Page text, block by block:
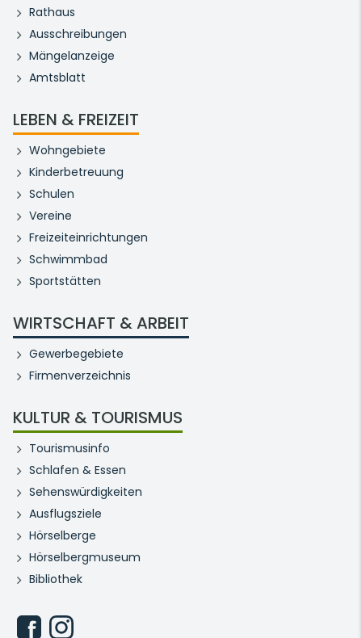
Rathaus
Ausschreibungen
Mängelanzeige
Amtsblatt
LEBEN & FREIZEIT
Wohngebiete
Kinderbetreuung
Schulen
Vereine
Freizeiteinrichtungen
Schwimmbad
Sportstätten
WIRTSCHAFT & ARBEIT
Gewerbegebiete
Firmenverzeichnis
KULTUR & TOURISMUS
Tourismusinfo
Schlafen & Essen
Sehenswürdigkeiten
Ausflugsziele
Hörselberge
Hörselbergmuseum
Bibliothek